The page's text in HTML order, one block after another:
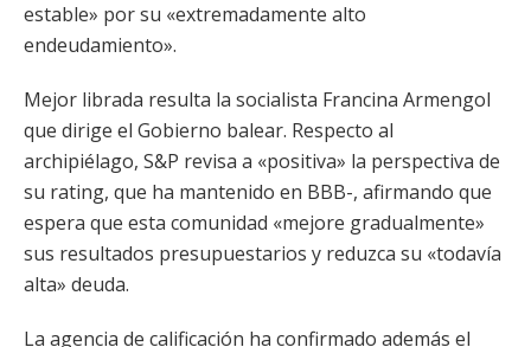
estable» por su «extremadamente alto
endeudamiento».
Mejor librada resulta la socialista Francina Armengol
que dirige el Gobierno balear. Respecto al
archipiélago, S&P revisa a «positiva» la perspectiva de
su rating, que ha mantenido en BBB-, afirmando que
espera que esta comunidad «mejore gradualmente»
sus resultados presupuestarios y reduzca su «todavía
alta» deuda.
La agencia de calificación ha confirmado además el